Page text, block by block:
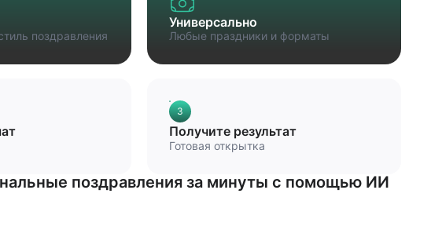
поздравления
Универсально
Любые праздники и форматы
3
Получите результат
Готовая открытка
поздравления за минуты с помощью ИИ